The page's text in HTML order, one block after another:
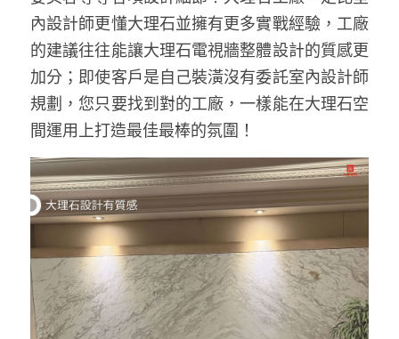
內設計師更懂大理石並擁有更多實戰經驗，工廠
的建議往往能讓大理石電視牆整體設計的質感更
加分；即使客戶是自己裝潢沒有委託室內設計師
規劃，您只要找到對的工廠，一樣能在大理石空
間運用上打造最佳最棒的氛圍！